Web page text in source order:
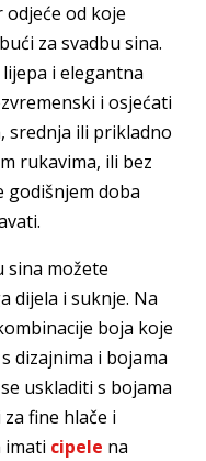
od koje
za svadbu sina.
i elegantna
i osjećati
srednja ili prikladno
rukavima, ili bez
godišnjem doba
sina možete
dijela i suknje. Na
boja koje
dizajnima i bojama
uskladiti s bojama
fine hlače i
imati cipele na